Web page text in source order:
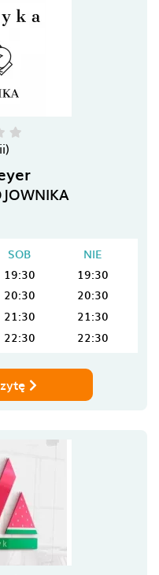
SOB
NIE
19:30
19:30
20:30
20:30
21:30
21:30
22:30 22:30